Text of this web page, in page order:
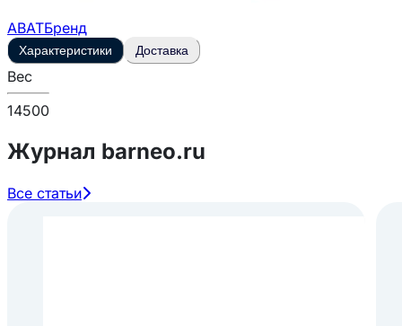
ABATБренд
Характеристики Доставка
Вес
14500
Журнал barneo.ru
Все статьи